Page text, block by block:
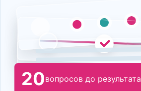
20вопросов до результата